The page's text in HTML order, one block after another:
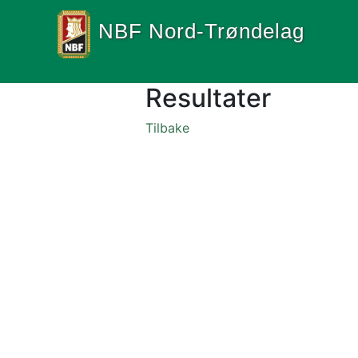
NBF Nord-Trøndelag
Resultater
Tilbake